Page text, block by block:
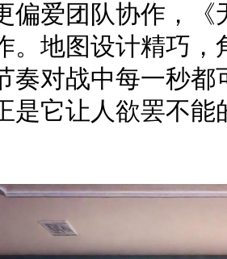
爱团队协作，《
。地图设计精巧
奏对战中每一秒
是它让人欲罢不能